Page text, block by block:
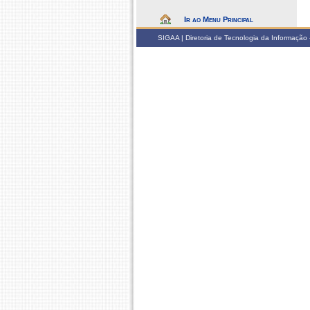
Ir ao Menu Principal
SIGAA | Diretoria de Tecnologia da